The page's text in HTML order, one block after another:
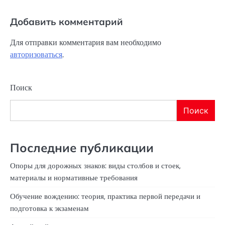
Добавить комментарий
Для отправки комментария вам необходимо
авторизоваться.
Поиск
Поиск
Последние публикации
Опоры для дорожных знаков: виды столбов и стоек,
материалы и нормативные требования
Обучение вождению: теория, практика первой передачи и
подготовка к экзаменам